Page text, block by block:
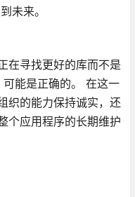
未来。
在寻找更好的库而不是
能是正确的。 在这一
织的能力保持诚实，还
个应用程序的长期维护